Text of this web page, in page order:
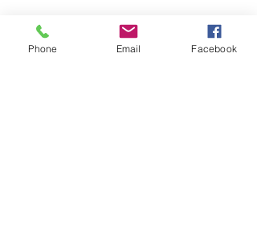
Phone Email Facebook